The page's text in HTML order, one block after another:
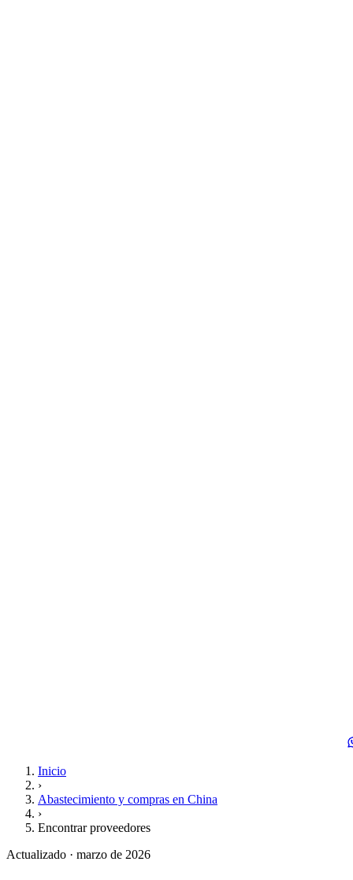
Inicio
›
Abastecimiento y compras en China
›
Encontrar proveedores
Actualizado · marzo de 2026